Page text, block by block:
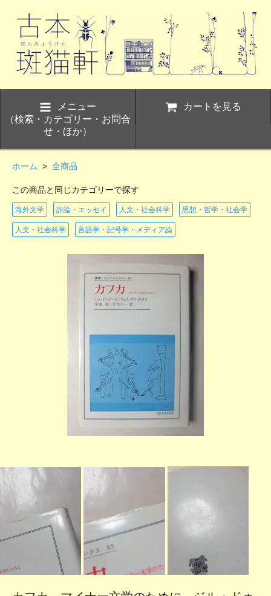
メニュー
（検索・カテゴリー・お問合
せ・ほか）
カートを見る
ホーム > 全商品
この商品と同じカテゴリーで探す
海外文学 評論・エッセイ 人文・社会科学 思想・哲学・社会学
人文・社会科学 言語学・記号学・メディア論